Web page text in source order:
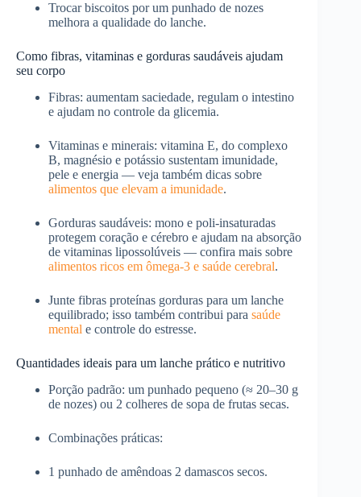
Trocar biscoitos por um punhado de nozes
melhora a qualidade do lanche.
Como fibras, vitaminas e gorduras saudáveis ajudam
seu corpo
Fibras: aumentam saciedade, regulam o intestino
e ajudam no controle da glicemia.
Vitaminas e minerais: vitamina E, do complexo
B, magnésio e potássio sustentam imunidade,
pele e energia — veja também dicas sobre
alimentos que elevam a imunidade.
Gorduras saudáveis: mono e poli-insaturadas
protegem coração e cérebro e ajudam na absorção
de vitaminas lipossolúveis — confira mais sobre
alimentos ricos em ômega‑3 e saúde cerebral.
Junte fibras proteínas gorduras para um lanche
equilibrado; isso também contribui para saúde
mental e controle do estresse.
Quantidades ideais para um lanche prático e nutritivo
Porção padrão: um punhado pequeno (≈ 20–30 g
de nozes) ou 2 colheres de sopa de frutas secas.
Combinações práticas:
1 punhado de amêndoas 2 damascos secos.